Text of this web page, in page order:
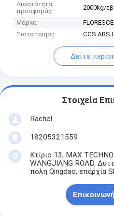
Δυνατότητα
προσφοράς
2000kg/
Μάρκα
Πιστοποίηση
CCS ABS
Δείτε
Στοιχεία
Rachel
18205321559
Κτίριο 13, MAX
WANGJIANG ROAD,
πόλη Qingdao, επαρχία